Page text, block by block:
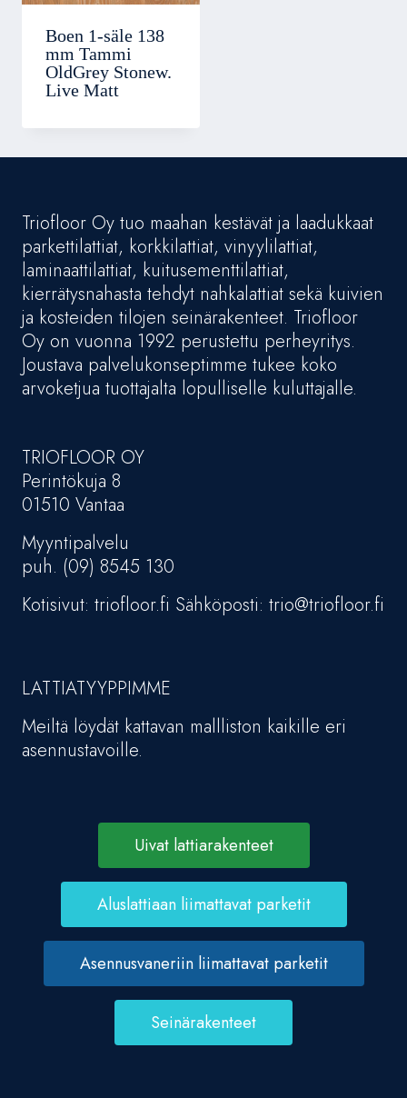
Boen 1-säle 138
mm Tammi
OldGrey Stonew.
Live Matt
Triofloor Oy tuo maahan kestävät ja laadukkaat
parkettilattiat, korkkilattiat, vinyylilattiat,
laminaattilattiat, kuitusementtilattiat,
kierrätysnahasta tehdyt nahkalattiat sekä kuivien
ja kosteiden tilojen seinärakenteet. Triofloor
Oy on vuonna 1992 perustettu perheyritys.
Joustava palvelukonseptimme tukee koko
arvoketjua tuottajalta lopulliselle kuluttajalle.
TRIOFLOOR OY
Perintökuja 8
01510 Vantaa
Myyntipalvelu
puh. (09) 8545 130
Kotisivut: triofloor.fi Sähköposti: trio@triofloor.fi
LATTIATYYPPIMME
Meiltä löydät kattavan mallliston kaikille eri
asennustavoille.
Uivat lattiarakenteet
Aluslattiaan liimattavat parketit
Asennusvaneriin liimattavat parketit
Seinärakenteet